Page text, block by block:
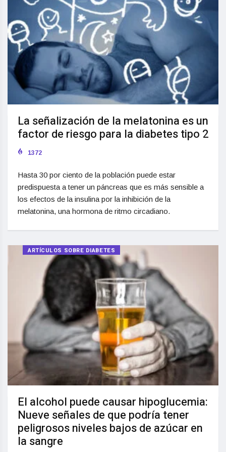
La señalización de la melatonina es un
factor de riesgo para la diabetes tipo 2
1372
Hasta 30 por ciento de la población puede estar
predispuesta a tener un páncreas que es más sensible a
los efectos de la insulina por la inhibición de la
melatonina, una hormona de ritmo circadiano.
ARTÍCULOS SOBRE DIABETES
El alcohol puede causar hipoglucemia:
Nueve señales de que podría tener
peligrosos niveles bajos de azúcar en
la sangre